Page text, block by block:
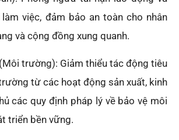
việc, đảm bảo an toàn cho nhân
và cộng đồng xung quanh.
trường): Giảm thiểu tác động tiêu
từ các hoạt động sản xuất, kinh
các quy định pháp lý về bảo vệ môi
triển bền vững.